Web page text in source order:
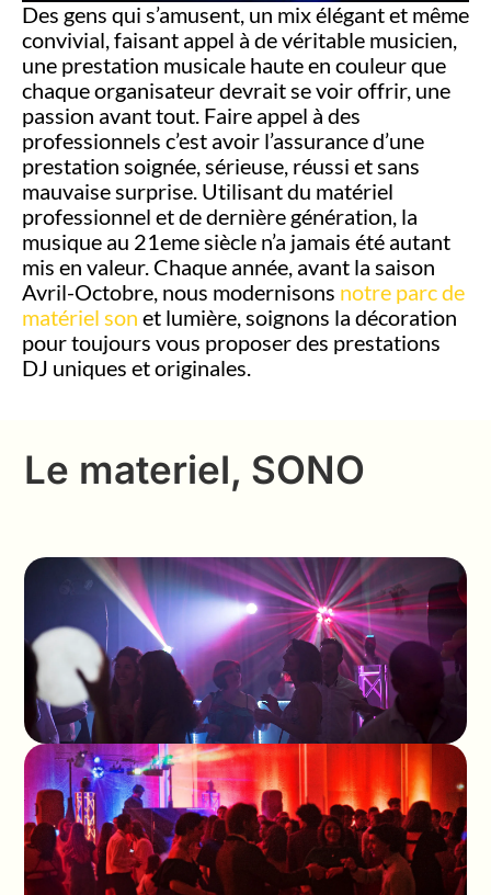
Des gens qui s’amusent, un mix élégant et même
convivial, faisant appel à de véritable musicien,
une prestation musicale haute en couleur que
chaque organisateur devrait se voir offrir, une
passion avant tout. Faire appel à des
professionnels c’est avoir l’assurance d’une
prestation soignée, sérieuse, réussi et sans
mauvaise surprise. Utilisant du matériel
professionnel et de dernière génération, la
musique au 21eme siècle n’a jamais été autant
mis en valeur. Chaque année, avant la saison
Avril-Octobre, nous modernisons notre parc de
matériel son et lumière, soignons la décoration
pour toujours vous proposer des prestations
DJ uniques et originales.
Le materiel, SONO